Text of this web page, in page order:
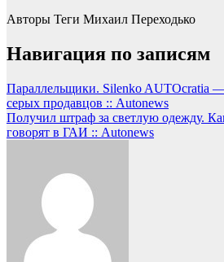
Авторы Теги Михаил Переходько
Навигация по записям
Параллельщики. Silenko AUTOcratia —
серых продавцов :: Autonews
Получил штраф за светлую одежду.
говорят в ГАИ :: Autonews